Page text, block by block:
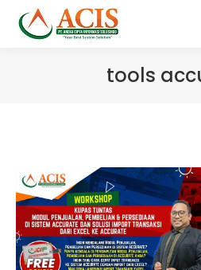
tools